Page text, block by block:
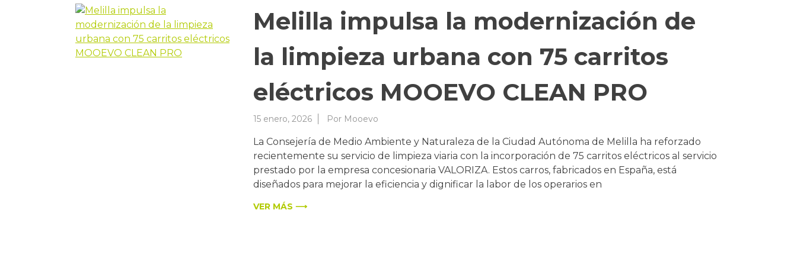
Melilla impulsa la modernización de
la limpieza urbana con 75 carritos
eléctricos MOOEVO CLEAN PRO
15 enero, 2026 Por Mooevo
La Consejería de Medio Ambiente y Naturaleza de la Ciudad Autónoma de Melilla ha reforzado
recientemente su servicio de limpieza viaria con la incorporación de 75 carritos eléctricos al servicio
prestado por la empresa concesionaria VALORIZA. Estos carros, fabricados en España, está
diseñados para mejorar la eficiencia y dignificar la labor de los operarios en
VER MÁS ⟶